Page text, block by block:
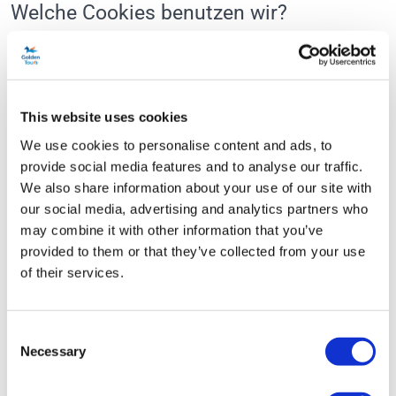
This website uses cookies
We use cookies to personalise content and ads, to
provide social media features and to analyse our traffic.
We also share information about your use of our site with
our social media, advertising and analytics partners who
may combine it with other information that you’ve
provided to them or that they’ve collected from your use
of their services.
Selection
Necessary
Welche Cookies benutzen wir?
Website von Golden Tours Ltd hauptsächlich unter der Art von
Cookies verwendet.
Marketing-Cookies
Cookies von Drittanbietern
Art der Cookies:
Es gibt verschiedene Arten von Cookies:
besuchen, und nur diese Website kann sie lesen.